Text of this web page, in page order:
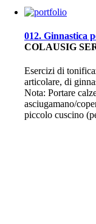
012. Ginnastica
COLAUSIG
Esercizi di
articolare, di
Nota: Portare
asciugamano/
piccolo cuscino